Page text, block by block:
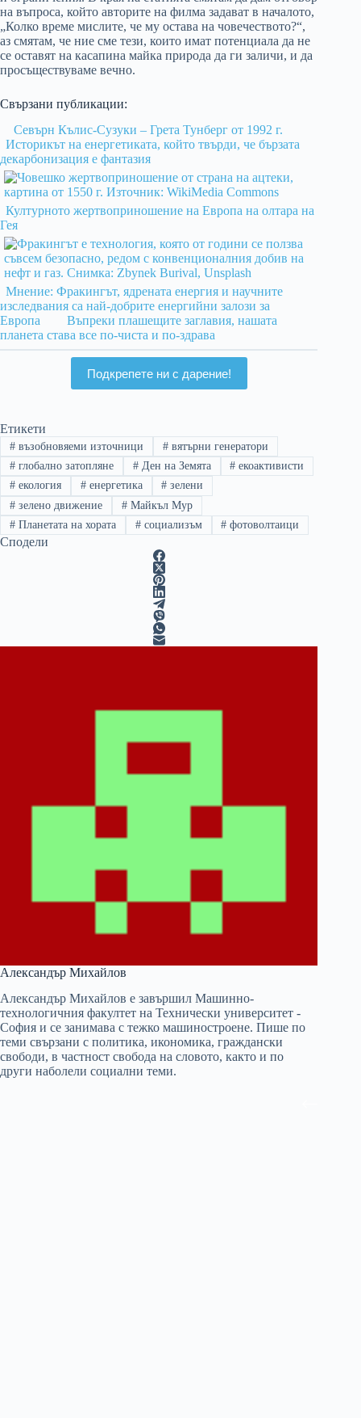
на въпроса, който авторите на филма задават в началото,
„Колко време мислите, че му остава на човечеството?“,
аз смятам, че ние сме тези, които имат потенциала да не
се оставят на касапина майка природа да ги заличи, и да
просъществуваме вечно.
Свързани публикации:
Севърн Кълис-Сузуки – Грета Тунберг от 1992 г.
Историкът на енергетиката, който твърди, че бързата
декарбонизация е фантазия
Културното жертвоприношение на Европа на олтара на
Гея
Мнение: Фракингът, ядрената енергия и научните
изследвания са най-добрите енергийни залози за
Европа
Въпреки плашещите заглавия, нашата
планета става все по-чиста и по-здрава
Подкрепете ни с дарение!
Етикети
#възобновяеми източници #вятърни генератори
#глобално затопляне #Ден на Земята # екоактивисти
#екология #енергетика # зелени
#зелено движение #Майкъл Мур
#Планетата на хората #социализъм # фотоволтаици
Сподели
Александър Михайлов
Александър Михайлов е завършил Машинно-
технологичния факултет на Технически университет -
София и се занимава с тежко машиностроене. Пише по
теми свързани с политика, икономика, граждански
свободи, в частност свобода на словото, както и по
други наболели социални теми.